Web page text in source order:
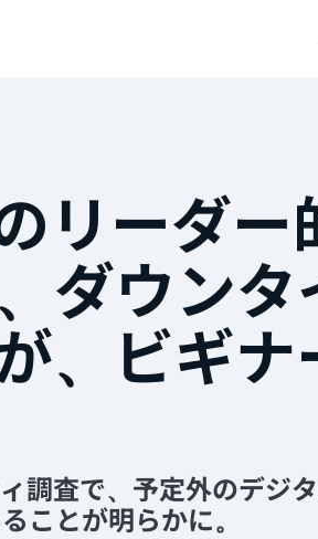
リーダー
ダウン
、ビギ
査で、予定外のデジ
ことが明らかに。